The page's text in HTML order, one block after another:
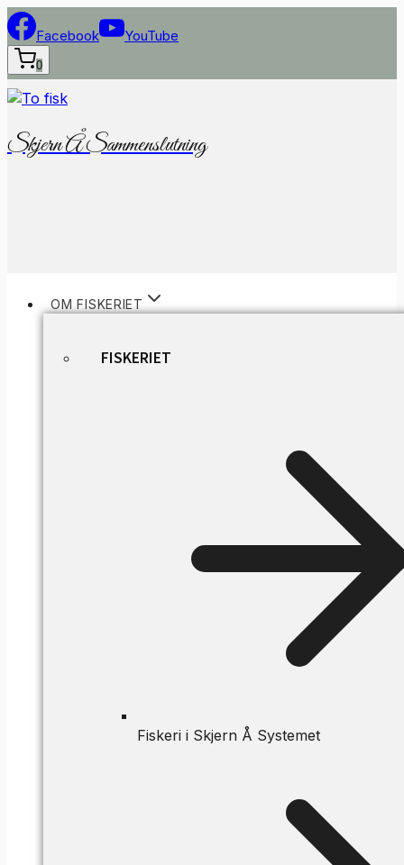
Fortsæt
til
indhold
Facebook YouTube
0
Skjern Å Sammenslutning
OM FISKERIET
FISKERIET
Fiskeri i Skjern Å Systemet